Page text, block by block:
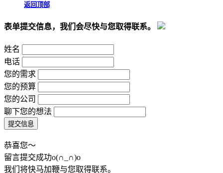
返回顶部
表单提交信息，我们会尽快与您取得联系。
姓名
电话
您的需求
您的预算
您的公司
聊下您的想法
恭喜您～
留言提交成功o(∩_∩)o
我们将快马加鞭与您取得联系。